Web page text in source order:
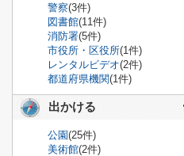
警察(3件)
図書館(11件)
消防署(5件)
市役所・区役所(1件)
レンタルビデオ(2件)
都道府県機関(1件)
出かける
公園(25件)
美術館(2件)